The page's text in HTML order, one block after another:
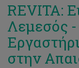
REVITA:
Λεμεσός
στην